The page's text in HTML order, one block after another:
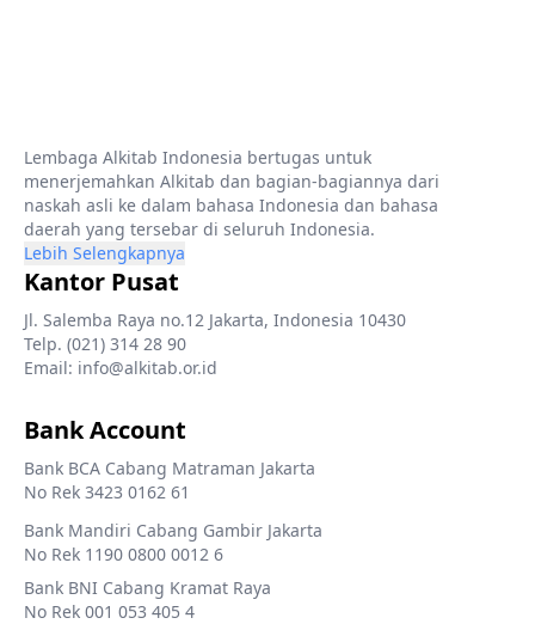
Lembaga Alkitab Indonesia bertugas untuk
menerjemahkan Alkitab dan bagian-bagiannya dari
naskah asli ke dalam bahasa Indonesia dan bahasa
daerah yang tersebar di seluruh Indonesia.
Lebih Selengkapnya
Kantor Pusat
Jl. Salemba Raya no.12 Jakarta, Indonesia 10430
Telp. (021) 314 28 90
Email: info@alkitab.or.id
Bank Account
Bank BCA Cabang Matraman Jakarta
No Rek 3423 0162 61
Bank Mandiri Cabang Gambir Jakarta
No Rek 1190 0800 0012 6
Bank BNI Cabang Kramat Raya
No Rek 001 053 405 4